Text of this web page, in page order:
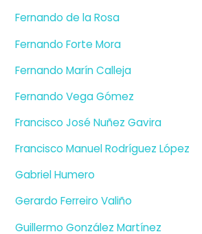
Fernando de la Rosa
Fernando Forte Mora
Fernando Marín Calleja
Fernando Vega Gómez
Francisco José Nuñez Gavira
Francisco Manuel Rodríguez López
Gabriel Humero
Gerardo Ferreiro Valiño
Guillermo González Martínez